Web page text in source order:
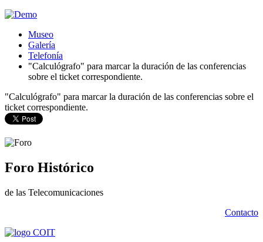
Museo
Galería
Telefonía
"Calculógrafo" para marcar la duración de las conferencias
sobre el ticket correspondiente.
"Calculógrafo" para marcar la duración de las conferencias sobre el
ticket correspondiente.
Foro Histórico
de las Telecomunicaciones
Contacto